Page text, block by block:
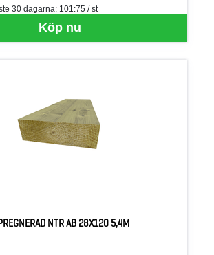
Köp nu
30 dagarna: 101:75 / st
NTR AB 28X120 5,4M